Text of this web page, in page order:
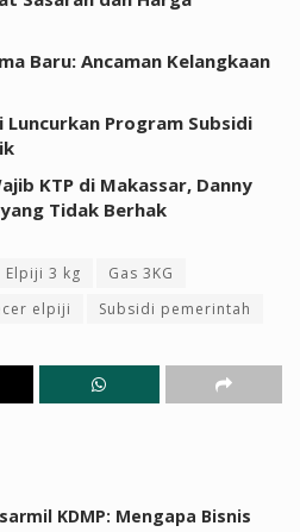
Baru: Ancaman Kelangkaan
Luncurkan Program Subsidi
KTP di Makassar, Danny
Tidak Berhak
Elpiji 3 kg
Gas 3KG
elpiji Subsidi pemerintah
KDMP: Mengapa Bisnis